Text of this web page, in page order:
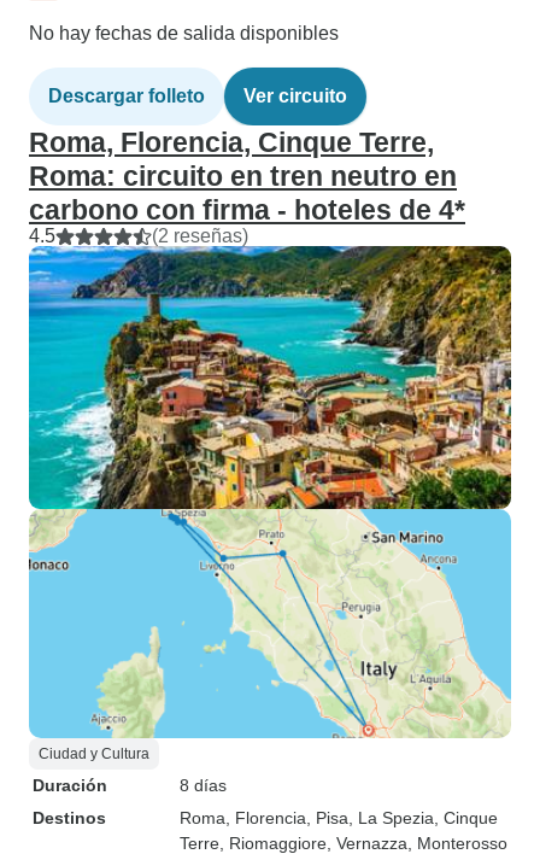
No hay fechas de salida disponibles
Descargar folleto Ver circuito
Roma, Florencia, Cinque Terre,
Roma: circuito en tren neutro en
carbono con firma - hoteles de 4*
4.5 (2 reseñas)
Ciudad y Cultura
Duración
8 días
Destinos
Roma , Florencia , Pisa , La Spezia , Cinque
Terre , Riomaggiore , Vernazza , Monterosso